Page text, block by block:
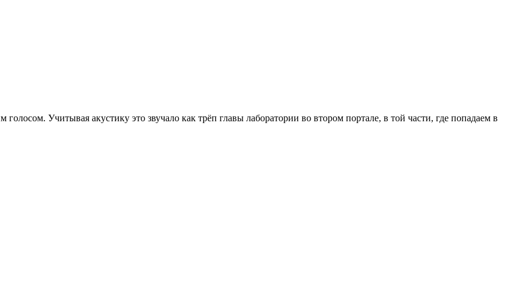
голосом. Учитывая акустику это звучало как трёп главы лаборатории во втором портале, в той части, где попадаем в